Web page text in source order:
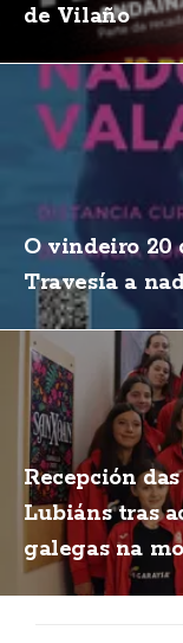
de Vilaño
O vindeiro 20
Travesía a
Recepción
Lubiáns tras
galegas na